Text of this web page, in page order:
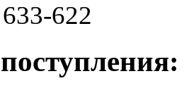
622